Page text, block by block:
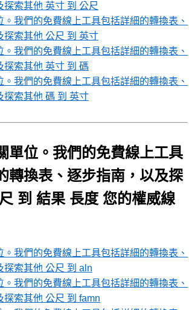
探索其他 英寸 到 公尺
。我們的免費線上工具包括詳細的轉換表、
探索其他 公尺 到 英寸
。我們的免費線上工具包括詳細的轉換表、
探索其他 英寸 到 碼
。我們的免費線上工具包括詳細的轉換表、
探索其他 碼 到 英寸
單位。我們的免費線上工具
轉換表、逐步指南，以及探
到 結果 長度 您的權威線
。我們的免費線上工具包括詳細的轉換表、
探索其他 公尺 到 aln
。我們的免費線上工具包括詳細的轉換表、
探索其他 公尺 到 famn